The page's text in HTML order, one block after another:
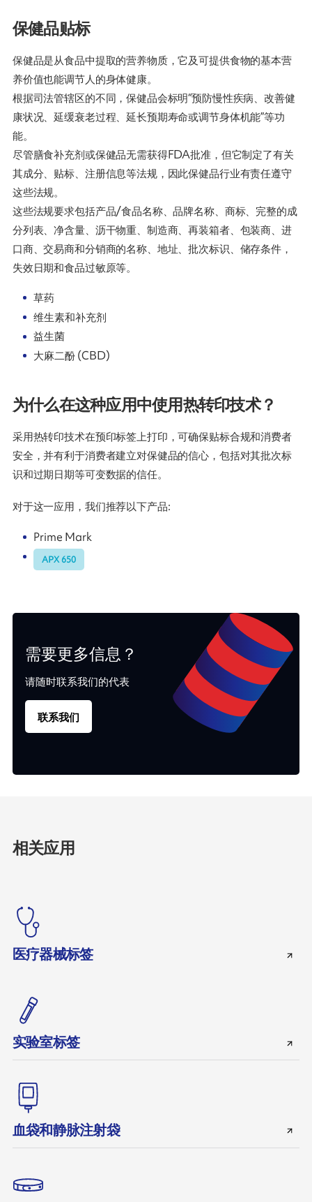
保健品贴标
保健品是从食品中提取的营养物质，它及可提供食物的基本营
养价值也能调节人的身体健康。
根据司法管辖区的不同，保健品会标明“预防慢性疾病、改善健
康状况、延缓衰老过程、延长预期寿命或调节身体机能”等功
能。
尽管膳食补充剂或保健品无需获得FDA批准，但它制定了有关
其成分、贴标、注册信息等法规，因此保健品行业有责任遵守
这些法规。
这些法规要求包括产品/食品名称、品牌名称、商标、完整的成
分列表、净含量、沥干物重、制造商、再装箱者、包装商、进
口商、交易商和分销商的名称、地址、批次标识、储存条件，
失效日期和食品过敏原等。
草药
维生素和补充剂
益生菌
大麻二酚 (CBD)
为什么在这种应用中使用热转印技术？
采用热转印技术在预印标签上打印，可确保贴标合规和消费者
安全，并有利于消费者建立对保健品的信心，包括对其批次标
识和过期日期等可变数据的信任。
对于这一应用，我们推荐以下产品:
Prime Mark
APX 650
需要更多信息？
请随时联系我们的代表
联系我们
相关应用
医疗器械标签
实验室标签
血袋和静脉注射袋